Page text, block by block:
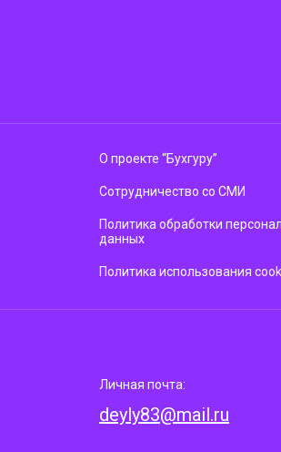
О проекте “Бухгуру”
Сотрудничество со СМИ
Политика обработки
данных
Политика использования
Личная почта:
deyly83@mail.ru